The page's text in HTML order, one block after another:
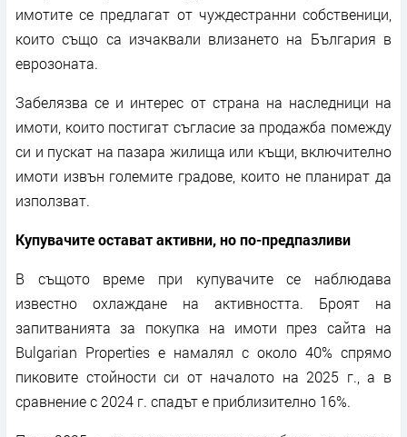
имотите се предлагат от чуждестранни собственици,
които също са изчаквали влизането на България в
еврозоната.
Забелязва се и интерес от страна на наследници на
имоти, които постигат съгласие за продажба помежду
си и пускат на пазара жилища или къщи, включително
имоти извън големите градове, които не планират да
използват.
Купувачите остават активни, но по-предпазливи
В същото време при купувачите се наблюдава
известно охлаждане на активността. Броят на
запитванията за покупка на имоти през сайта на
Bulgarian Properties е намалял с около 40% спрямо
пиковите стойности си от началото на 2025 г., а в
сравнение с 2024 г. спадът е приблизително 16%.